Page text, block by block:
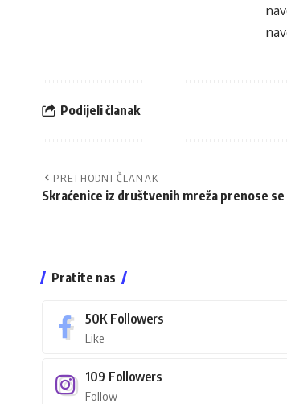
Podijeli članak
PRETHODNI ČLANAK
Skraćenice iz društvenih mreža prenose
Pratite nas
50K Followers
Like
109 Followers
Follow